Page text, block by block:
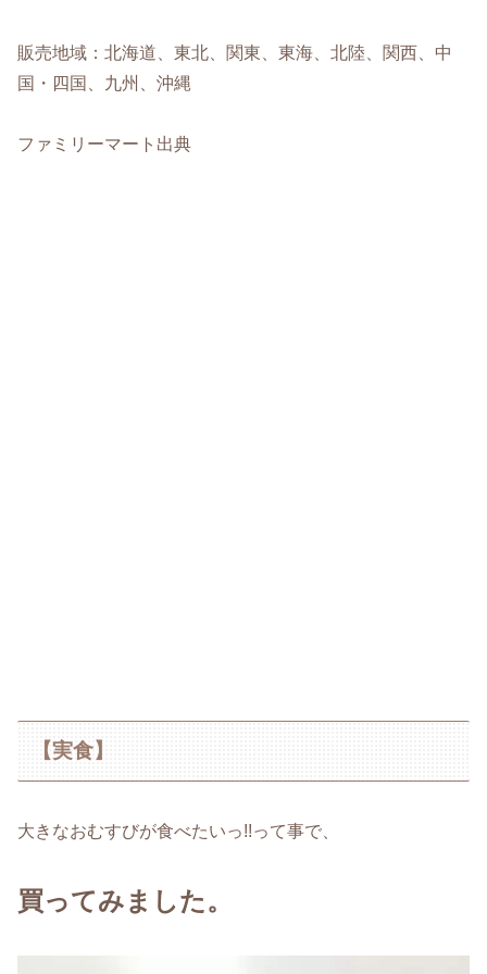
販売地域：北海道、東北、関東、東海、北陸、関西、中
国・四国、九州、沖縄
ファミリーマート出典
【実食】
大きなおむすびが食べたいっ!!って事で、
買ってみました。